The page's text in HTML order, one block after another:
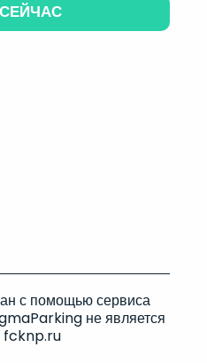
с помощью сервиса
не является
fcknp.ru